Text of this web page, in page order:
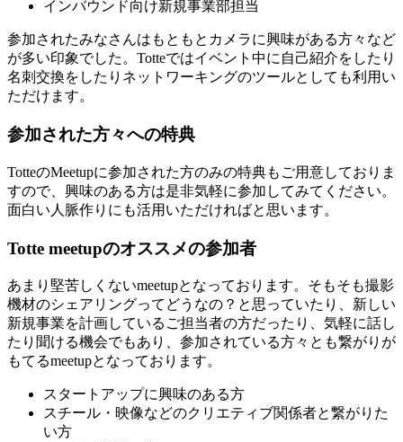
インバウンド向け新規事業部担当
参加されたみなさんはもともとカメラに興味がある方々など
が多い印象でした。Totteではイベント中に自己紹介をしたり
名刺交換をしたりネットワーキングのツールとしても利用い
ただけます。
参加された方々への特典
TotteのMeetupに参加された方のみの特典もご用意しておりま
すので、興味のある方は是非気軽に参加してみてください。
面白い人脈作りにも活用いただければと思います。
Totte meetupのオススメの参加者
あまり堅苦しくないmeetupとなっております。そもそも撮影
機材のシェアリングってどうなの？と思っていたり、新しい
新規事業を計画しているご担当者の方だったり、気軽に話し
たり聞ける機会でもあり、参加されている方々とも繋がりが
もてるmeetupとなっております。
スタートアップに興味のある方
スチール・映像などのクリエティブ関係者と繋がりた
い方